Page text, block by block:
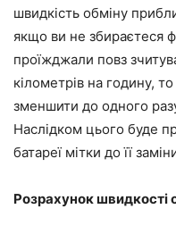
швидкість обміну
якщо ви не збираєтеся
проїжджали повз
кілометрів на годину,
зменшити до одного
Наслідком цього буде
батареї мітки до її
Розрахунок швидкості